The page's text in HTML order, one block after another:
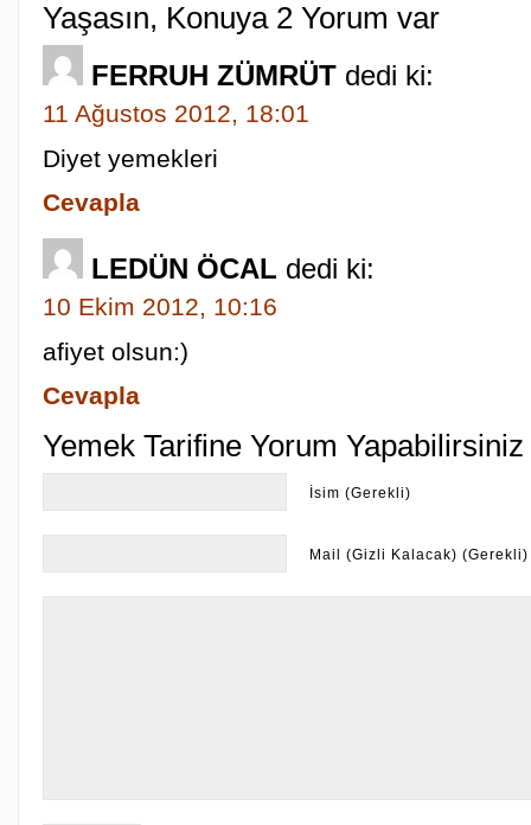
Yaşasın, Konuya 2 Yorum var
FERRUH ZÜMRÜT dedi ki:
11 Ağustos 2012, 18:01
Diyet yemekleri
Cevapla
LEDÜN ÖCAL dedi ki:
10 Ekim 2012, 10:16
afiyet olsun:)
Cevapla
Yemek Tarifine Yorum Yapabilirsiniz
İsim (Gerekli)
Mail (Gizli Kalacak) (Gerekli)